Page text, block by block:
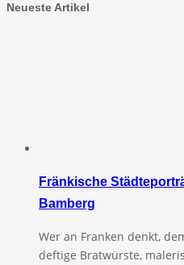
Neueste Artikel
Fränkische
Bamberg
Wer an Franken denkt,
deftige Bratwürste,